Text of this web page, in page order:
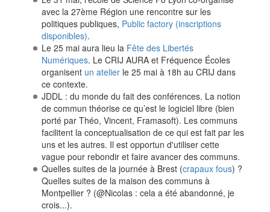
avec la 27ème Région une rencontre sur les
politiques publiques, Public factory (inscriptions
disponibles).
Le 25 mai aura lieu la Fête des Libertés
Numériques. Le CRIJ AURA et Fréquence Écoles
organisent un atelierle 25 mai à 18h au CRIJ dans
ce contexte.
JDDL : du monde du fait des conférences. La notion
de commun théorise ce qu’est le logiciel libre (bien
porté par Théo, Vincent, Framasoft). Les communs
facilitent la conceptualisation de ce qui est fait par les
uns et les autres. Il est opportun d'utiliser cette
vague pour rebondir et faire avancer des communs.
Quelles suites de la journée à Brest (crapaux fous) ?
Quelles suites de la maison des communs à
Montpellier ? (@Nicolas : cela a été abandonné, je
crois...).